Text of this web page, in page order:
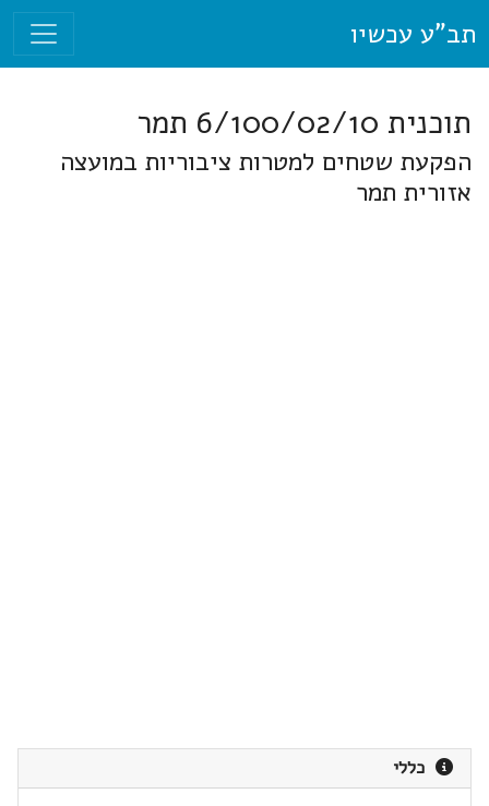
תב"ע עכשיו
תוכנית 6/100/02/10 תמר
הפקעת שטחים למטרות ציבוריות במועצה
אזורית תמר
כללי